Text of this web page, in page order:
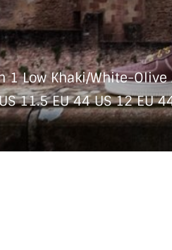
Low Khaki/White-Olive
11.5 EU 44 US 12 EU